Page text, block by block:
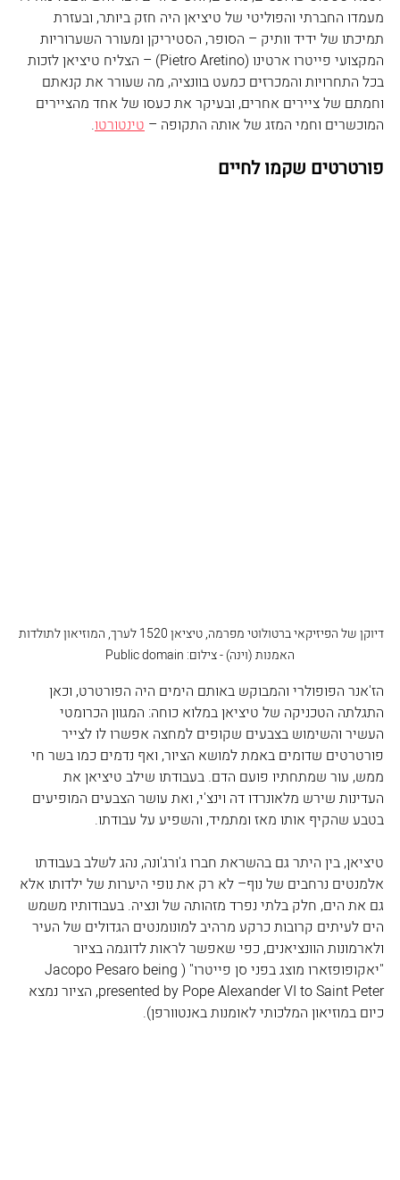
מעמדו החברתי והפוליטי של טיציאן היה חזק ביותר, ובעזרת
תמיכתו של ידיד וותיק – הסופר, הסטיריקן ומעורר השערוריות
המקצועי פייטרו ארטינו (Pietro Aretino) – הצליח טיציאן לזכות
בכל התחרויות והמכרזים כמעט בוונציה, מה שעורר את קנאתם
וחמתם של ציירים אחרים, ובעיקר את כעסו של אחד מהציירים
המוכשרים וחמי המזג של אותה התקופה – טינטורטו.
פורטרטים שקמו לחיים
דיוקן של הפיזיקאי ברטולוטי מפרמה, טיציאן 1520 לערך, המוזיאון לתולדות
האמנות (וינה) - צילום: Public domain
הז'אנר הפופולרי והמבוקש באותם הימים היה הפורטרט, וכאן
התגלתה הטכניקה של טיציאן במלוא כוחה: המגוון הכרומטי
העשיר והשימוש בצבעים שקופים למחצה אפשרו לו לצייר
פורטרטים שדומים באמת למושא הציור, ואף נדמים כמו בשר חי
ממש, עור שמתחתיו פועם הדם. בעבודתו שילב טיציאן את
העדינות שירש מלאונרדו דה וינצ'י, ואת עושר הצבעים המופיעים
בטבע שהקיף אותו מאז ומתמיד, והשפיע על עבודתו.
טיציאן, בין היתר גם בהשראת חברו ג'ורג'ונה, נהג לשלב בעבודתו
אלמנטים נרחבים של נוף– לא רק את נופי היערות של ילדותו אלא
גם את הים, חלק בלתי נפרד מזהותה של ונציה. בעבודותיו משמש
הים לעיתים קרובות כרקע מרהיב למונומנטים הגדולים של העיר
ולארמונות הוונציאנים, כפי שאפשר לראות לדוגמה בציור
"יאקופופזארו מוצג בפני סן פייטרו" (Jacopo Pesaro being
presented by Pope Alexander VI to Saint Peter, הציור נמצא
כיום במוזיאון המלכותי לאומנות באנטוורפן).